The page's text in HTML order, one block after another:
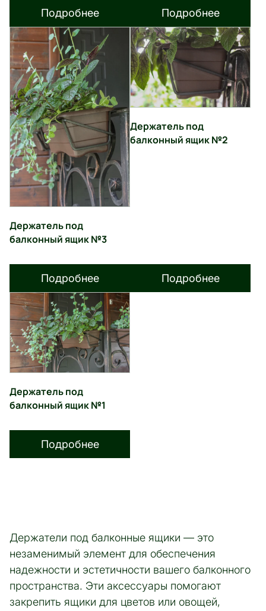
Подробнее Подробнее
Держатель под
балконный ящик №3
Подробнее
Держатель под
балконный ящик №2
Подробнее
Держатель под
балконный ящик №1
Подробнее
Держатели под балконные ящики — это
незаменимый элемент для обеспечения
надежности и эстетичности вашего балконного
пространства. Эти аксессуары помогают
закрепить ящики для цветов или овощей,